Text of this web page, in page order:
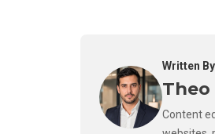
Written By
Content